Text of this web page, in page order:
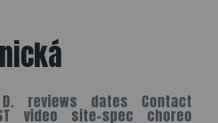
Contact
dates
reviews
choreo
site-spec
video